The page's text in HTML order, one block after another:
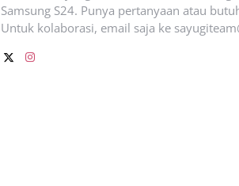
Samsung S24. Punya pertanyaan atau
Untuk kolaborasi, email saja ke